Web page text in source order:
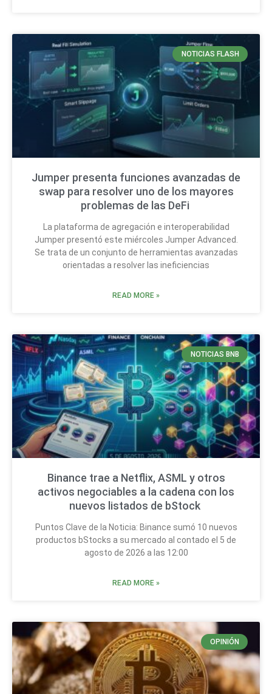
NOTICIAS FLASH
Jumper presenta funciones avanzadas de
swap para resolver uno de los mayores
problemas de las DeFi
La plataforma de agregación e interoperabilidad
Jumper presentó este miércoles Jumper Advanced.
Se trata de un conjunto de herramientas avanzadas
orientadas a resolver las ineficiencias
READ MORE »
NOTICIAS BNB
Binance trae a Netflix, ASML y otros
activos negociables a la cadena con los
nuevos listados de bStock
Puntos Clave de la Noticia: Binance sumó 10 nuevos
productos bStocks a su mercado al contado el 5 de
agosto de 2026 a las 12:00
READ MORE »
OPINIÓN